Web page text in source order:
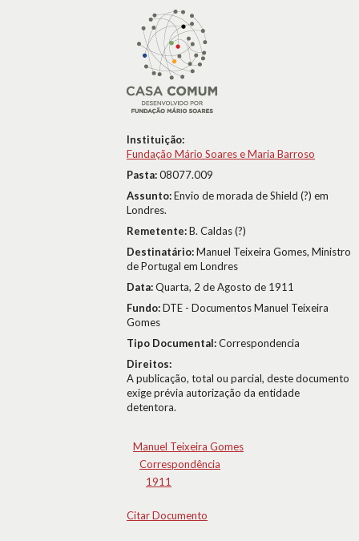
Instituição:
Fundação Mário Soares e Maria Barroso
Pasta:08077.009
Assunto:Envio de morada de Shield (?) em
Londres.
Remetente:B. Caldas (?)
Destinatário:Manuel Teixeira Gomes, Ministro
de Portugal em Londres
Data:Quarta, 2 de Agosto de 1911
Fundo:DTE - Documentos Manuel Teixeira
Gomes
Tipo Documental:Correspondencia
Direitos:
A publicação, total ou parcial, deste documento
exige prévia autorização da entidade
detentora.
Manuel Teixeira Gomes
Correspondência
1911
Citar Documento